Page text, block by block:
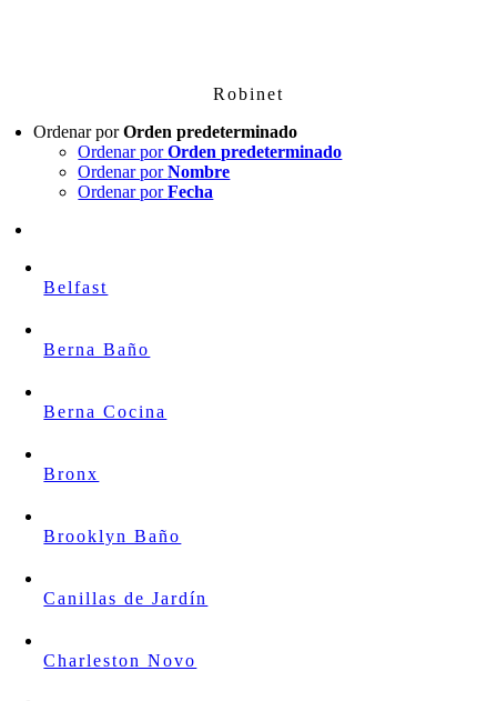
Robinet
Ordenar porOrden predeterminado
Ordenar porOrden predeterminado
Ordenar porNombre
Ordenar porFecha
Belfast
Berna Baño
Berna Cocina
Bronx
Brooklyn Baño
Canillas de Jardín
Charleston Novo